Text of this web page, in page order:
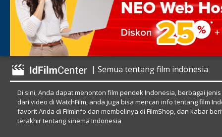
| Semua tentang film indonesia
Di sini, Anda dapat menonton film pendek Indonesia, berbagai
dari video di WatchFilm, anda juga bisa mencari info tentang film
favorit Anda di FilmInfo dan membelinya di FilmShop, dan kabar
terakhir tentang sinema Indonesia